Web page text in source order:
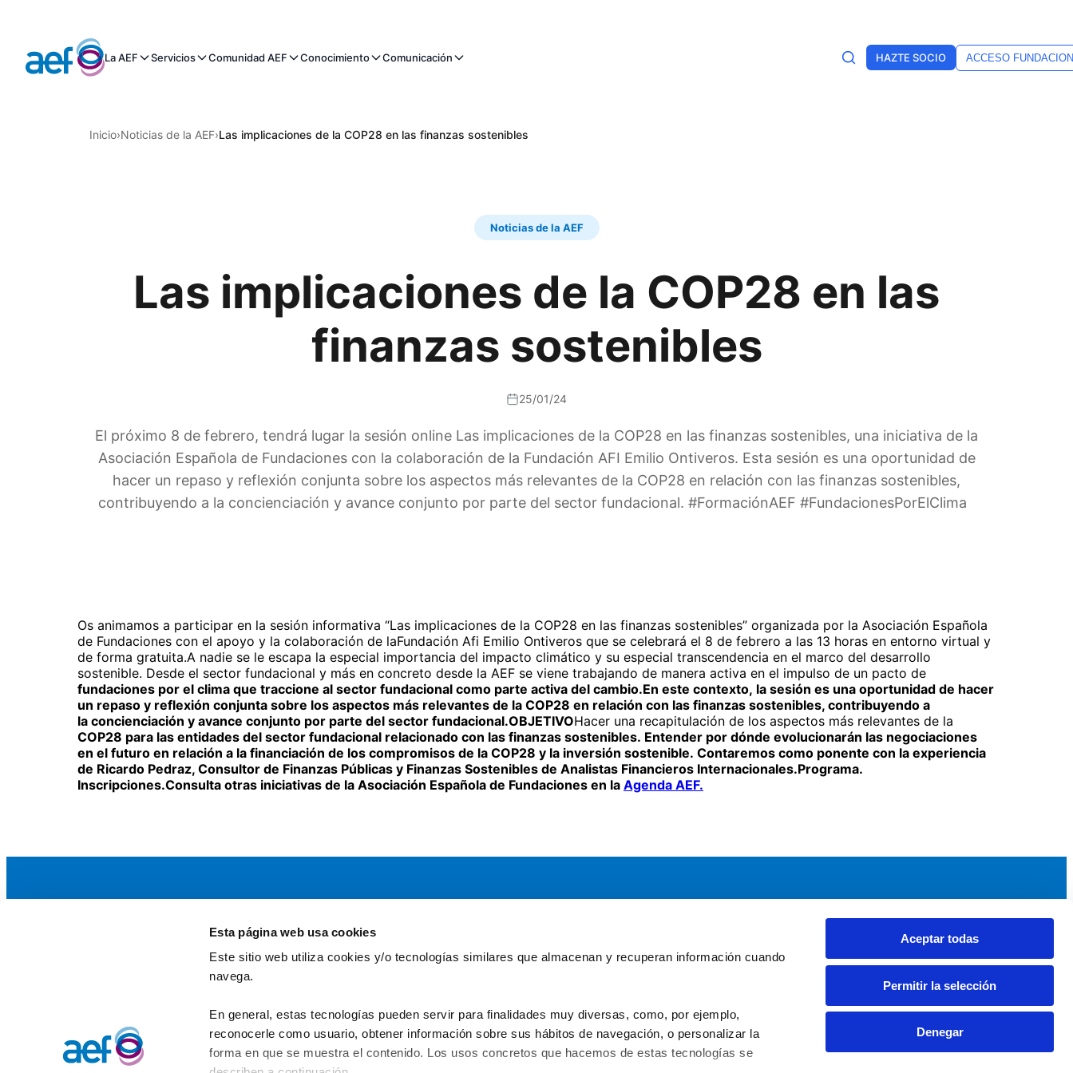
Esta página web usa cookies
Este sitio web utiliza cookies y/o tecnologías similares que almacenan y recuperan información cuando
navega.
En general, estas tecnologías pueden servir para finalidades muy diversas, como, por ejemplo,
reconocerle como usuario, obtener información sobre sus hábitos de navegación, o personalizar la
forma en que se muestra el contenido. Los usos concretos que hacemos de estas tecnologías se
Aceptar todas
Permitir la selección
Denegar
La AEF Servicios Comunidad AEF Conocimiento Comunicación HAZTE SOCIO ACCESO
Inicio›Noticias de la AEF›Las implicaciones de la COP28 en las finanzas sostenibles
Noticias de la AEF
Las implicaciones de la COP28 en las
finanzas sostenibles
25/01/24
El próximo 8 de febrero, tendrá lugar la sesión online Las implicaciones de la COP28 en las finanzas sostenibles, una iniciativa de la
Asociación Española de Fundaciones con la colaboración de la Fundación AFI Emilio Ontiveros. Esta sesión es una oportunidad de
hacer un repaso y reflexión conjunta sobre los aspectos más relevantes de la COP28 en relación con las finanzas sostenibles,
contribuyendo a la concienciación y avance conjunto por parte del sector fundacional. #FormaciónAEF #FundacionesPorElClima
Os animamos a participar en la sesión informativa “Las implicaciones de la COP28 en las finanzas sostenibles” organizada por la Asociación Española
de Fundaciones con el apoyo y la colaboración de laFundación Afi Emilio Ontiveros que se celebrará el 8 de febrero a las 13 horas en entorno virtual y
de forma gratuita.A nadie se le escapa la especial importancia del impacto climático y su especial transcendencia en el marco del desarrollo
sostenible. Desde el sector fundacional y más en concreto desde la AEF se viene trabajando de manera activa en el impulso de un pacto de
fundaciones por el clima que traccione al sector fundacional como parte activa del cambio.En este contexto, la sesión es una oportunidad de hacer
un repaso y reflexión conjunta sobre los aspectos más relevantes de la COP28 en relación con las finanzas sostenibles, contribuyendo a
la concienciación y avance conjunto por parte del sector fundacional.OBJETIVOHacer una recapitulación de los aspectos más relevantes de la
COP28 para las entidades del sector fundacional relacionado con las finanzas sostenibles. Entender por dónde evolucionarán las negociaciones
en el futuro en relación a la financiación de los compromisos de la COP28 y la inversión sostenible. Contaremos como ponente con la experiencia
de Ricardo Pedraz, Consultor de Finanzas Públicas y Finanzas Sostenibles de Analistas Financieros Internacionales.Programa.
Inscripciones.Consulta otras iniciativas de la Asociación Española de Fundaciones en la Agenda AEF.
Quienes somos
Canal ético
Convocatoria de Fundaciones
Fundaciones por el Clima
Noticias y Eventos
Noticias AEF
Sala de prensa